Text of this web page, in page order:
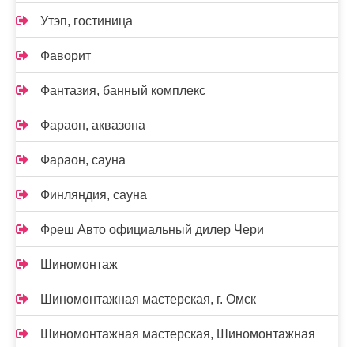
Утэп, гостиница
Фаворит
Фантазия, банный комплекс
Фараон, аквазона
Фараон, сауна
Финляндия, сауна
Фреш Авто официальный дилер Чери
Шиномонтаж
Шиномонтажная мастерская, г. Омск
Шиномонтажная мастерская, Шиномонтажная